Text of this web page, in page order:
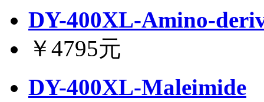
DY-400XL-Amino-
￥4795元
DY-400XL-Maleimide